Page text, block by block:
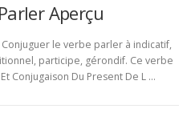
Aperçu
le verbe parler à indicatif,
participe, gérondif. Ce verbe
Conjugaison Du Present De L …